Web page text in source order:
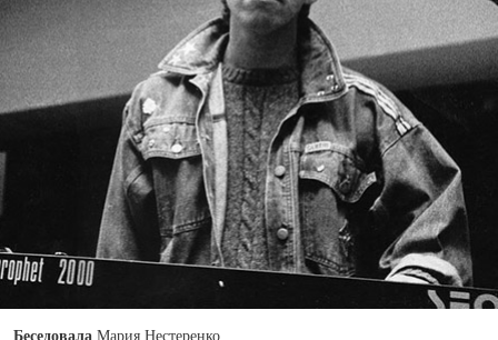
Беседовала Мария Нестеренко